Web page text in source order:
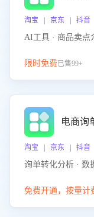
淘宝 | 京东 | 抖音
AI工具 · 商品卖点
限时免费已售99+
电商询
淘宝 | 京东 | 抖音
询单转化分析 · 数
免费开通，按量计